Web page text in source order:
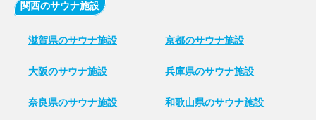
関西のサウナ施設
滋賀県のサウナ施設 京都のサウナ施設
大阪のサウナ施設 兵庫県のサウナ施設
奈良県のサウナ施設 和歌山県のサウナ施設